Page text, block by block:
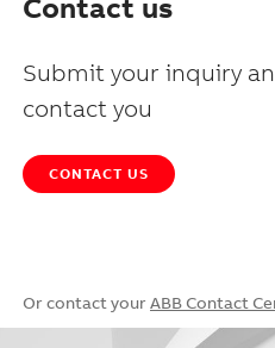
Contact us
Submit your inquiry
contact you
CONTACT US
Or contact your ABB Contact